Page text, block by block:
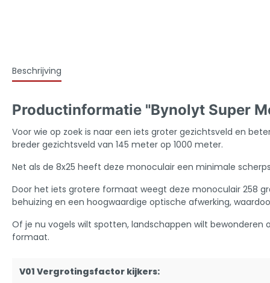
Beschrijving
Productinformatie "Bynolyt Super
Voor wie op zoek is naar een iets groter gezichtsveld en
breder gezichtsveld van 145 meter op 1000 meter.
Net als de 8x25 heeft deze monoculair een minimale
Door het iets grotere formaat weegt deze monoculair 258
behuizing en een hoogwaardige optische afwerking,
Of je nu vogels wilt spotten, landschappen wilt
formaat.
V01 Vergrotingsfactor kijkers: